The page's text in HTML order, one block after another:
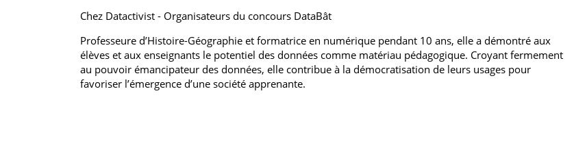
Chez Datactivist - Organisateurs du concours DataBât
Professeure d’Histoire-Géographie et formatrice en numérique pendant 10 ans, elle a démontré aux
élèves et aux enseignants le potentiel des données comme matériau pédagogique. Croyant fermement
au pouvoir émancipateur des données, elle contribue à la démocratisation de leurs usages pour
favoriser l’émergence d’une société apprenante.